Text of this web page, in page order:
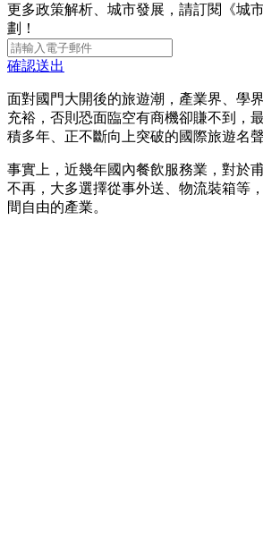
更多政策解析、城市發展，請訂閱《城
劃！
確認送出
面對國門大開後的旅遊潮，產業界、學
充裕，否則恐面臨空有商機卻賺不到，
積多年、正不斷向上突破的國際旅遊名聲
事實上，近幾年國內餐飲服務業，對於
不再，大多選擇從事外送、物流裝箱等
間自由的產業。